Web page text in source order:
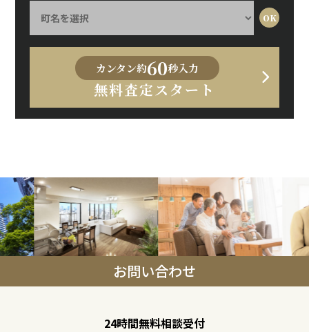
カンタン約60秒入力
無料査定スタート
お問い合わせ
24時間無料相談受付